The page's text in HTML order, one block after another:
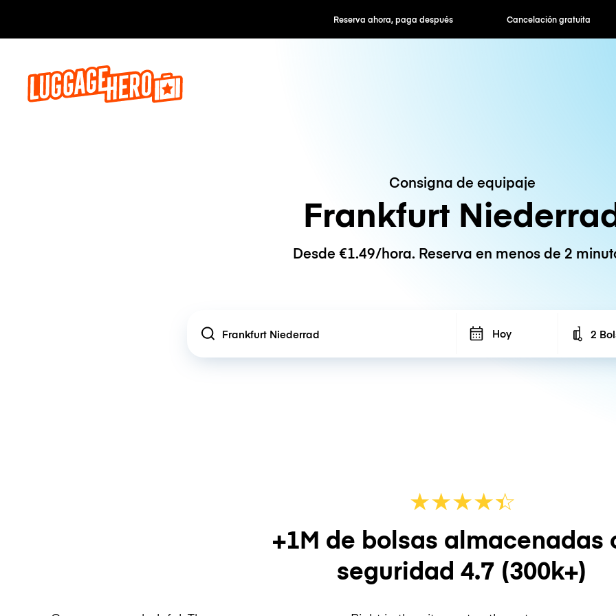
Reserva ahora, paga después Cancelación gratuita Tarifas
Consigna de equipaje
Frankfurt
Desde €1.49/hora. Reserva en menos de 2
Location Hoy 2
★★★★☆
★
+1M de bolsas almacenadas
seguridad 4.7 (300k+)